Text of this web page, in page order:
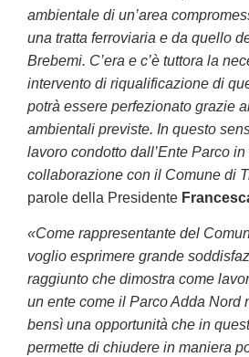
ambientale di un’area
una tratta ferroviaria e da quello
Brebemi. C’era e c’è tuttora la
intervento di riqualificazione di
potrà essere perfezionato grazie
ambientali previste. In questo
lavoro condotto dall’Ente Parco in
collaborazione con il Comune di
parole della Presidente
«Come rappresentante del
voglio esprimere grande
raggiunto che dimostra come
un ente come il Parco Adda Nord
bensì una opportunità che in
permette di chiudere in maniera